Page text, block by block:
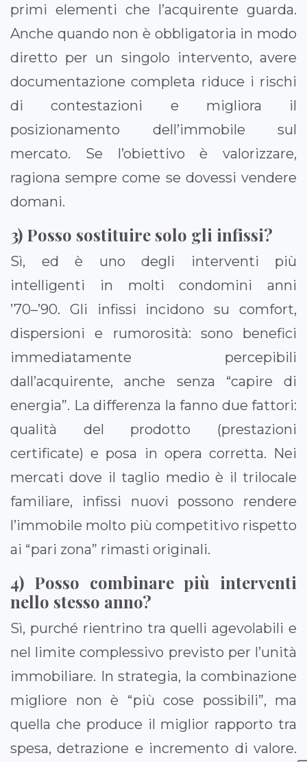
primi elementi che l’acquirente guarda.
Anche quando non è obbligatoria in modo
diretto per un singolo intervento, avere
documentazione completa riduce i rischi
di contestazioni e migliora il
posizionamento dell’immobile sul
mercato. Se l’obiettivo è valorizzare,
ragiona sempre come se dovessi vendere
domani.
3) Posso sostituire solo gli infissi?
Sì, ed è uno degli interventi più
intelligenti in molti condomini anni
’70–’90. Gli infissi incidono su comfort,
dispersioni e rumorosità: sono benefici
immediatamente percepibili
dall’acquirente, anche senza “capire di
energia”. La differenza la fanno due fattori:
qualità del prodotto (prestazioni
certificate) e posa in opera corretta. Nei
mercati dove il taglio medio è il trilocale
familiare, infissi nuovi possono rendere
l’immobile molto più competitivo rispetto
ai “pari zona” rimasti originali.
4) Posso combinare più interventi
nello stesso anno?
Sì, purché rientrino tra quelli agevolabili e
nel limite complessivo previsto per l’unità
immobiliare. In strategia, la combinazione
migliore non è “più cose possibili”, ma
quella che produce il miglior rapporto tra
spesa, detrazione e incremento di valore.